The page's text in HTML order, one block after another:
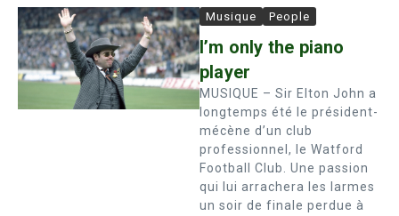
Musique People
I’m only the piano
player
MUSIQUE – Sir Elton John a
longtemps été le président-
mécène d’un club
professionnel, le Watford
Football Club. Une passion
qui lui arrachera les larmes
un soir de finale perdue à